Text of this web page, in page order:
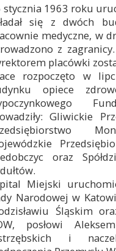
stycznia 1963 roku
się z dwóch
medyczne, w
z
placówki
rozpoczęto w
opiece
Gliwickie
oraz
Miejski
Narodowej w
Śląskim
posłowi
i